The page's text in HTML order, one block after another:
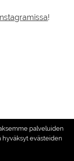
!
palveluiden
hyväksyt evästeiden